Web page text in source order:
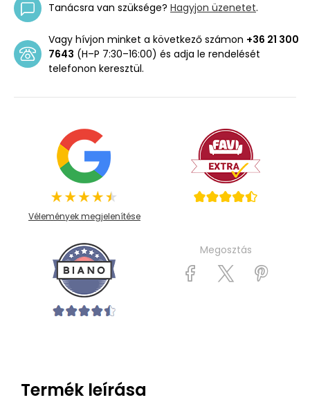
Tanácsra van szüksége? Hagyjon üzenetet.
Vagy hívjon minket a következő számon +36 21 300
7643 (H–P 7:30–16:00) és adja le rendelését
telefonon keresztül.
Vélemények megjelenítése
Megosztás
Termék leírása